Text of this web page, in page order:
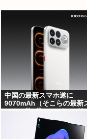
中国の最新スマホ遂に
9070mAh（そこらの最新
マホの約2倍）のバッテリ
を積んでしまうwww